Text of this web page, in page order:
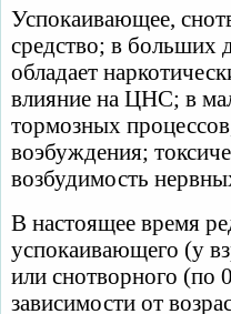
Успокаивающее,
средство; в больших
обладает
влияние на ЦНС; в
тормозных
воэбуждения;
возбудимость
В настоящее время
успокаивающего (у
или снотворного (по
зависимости от